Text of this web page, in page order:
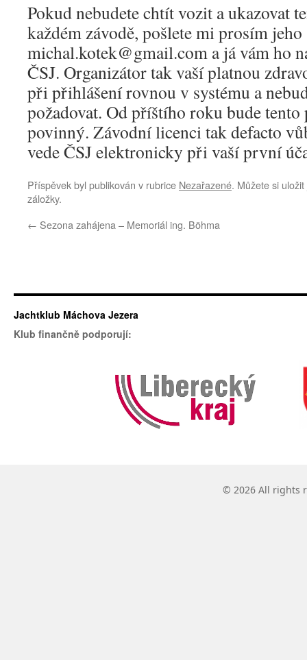
Pokud nebudete chtít vozit a ukazovat
každém závodě, pošlete mi prosím
michal.kotek@gmail.com a já vám ho
ČSJ. Organizátor tak vaší platnou
při přihlášení rovnou v systému a
požadovat. Od příštího roku bude
povinný. Závodní licenci tak defacto
vede ČSJ elektronicky při vaší první
Příspěvek byl publikován v rubrice Nezařazené. Můžete si
záložky.
← Sezona zahájena – Memoriál ing. Böhma
Jachtklub Máchova Jezera
Klub finančně podporují:
© 2026 All rights